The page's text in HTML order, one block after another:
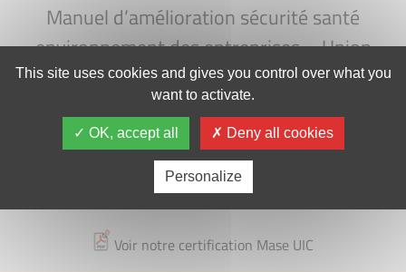
Manuel d’amélioration sécurité santé
environnement des entreprises – Union
des industries Chimiques MASE est un
système de management dont l’objectif
est l’amélioration permanente et continue
des performances Sécurité Santé
Environnement des entreprises.
Voir notre certification Mase UIC
This site uses cookies and gives you control over what you
want to activate.
OK, accept all Deny all cookies
Personalize